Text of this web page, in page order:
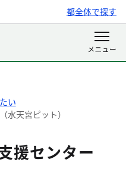
都全体で探す
い
水天宮ピット）
援センター